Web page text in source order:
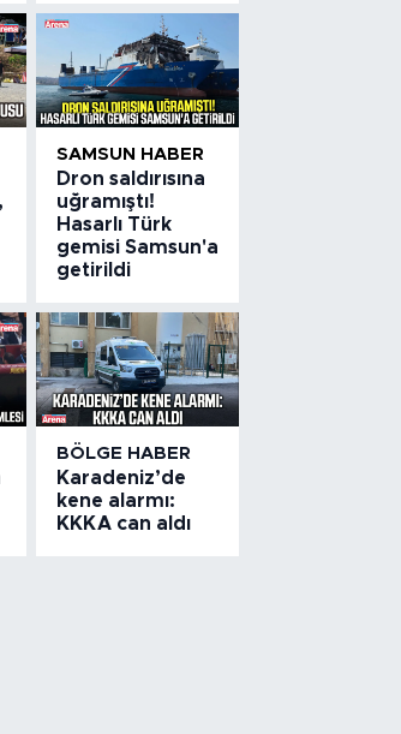
SAMSUN HABER
Dron saldırısına
uğramıştı!
Hasarlı Türk
gemisi Samsun'a
getirildi
BÖLGE HABER
Karadeniz’de
kene alarmı:
KKKA can aldı